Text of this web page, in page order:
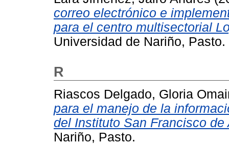
correo electrónico e
para el centro multisectorial
Universidad de Nariño, Pasto.
R
Riascos Delgado, Gloria
para el manejo de la
del Instituto San Francisco de
Nariño, Pasto.